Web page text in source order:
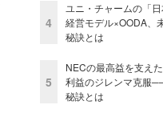
4
ユニ・チャームの「
経営モデル×OODA、
秘訣とは
5
NECの最高益を支え
利益のジレンマ克服
秘訣とは